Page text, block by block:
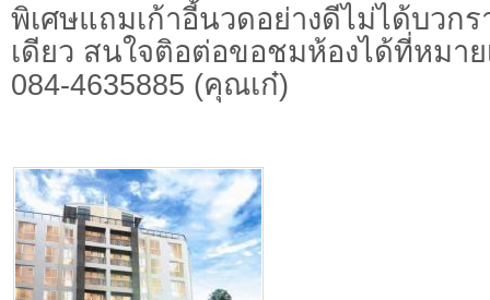
พิเศษแถมเก้าอี้นวดอย่างดีไม่ได้บวก
เดียว สนใจติอต่อขอชมห้องได้ที่หมา
084-4635885 (คุณเก๋)